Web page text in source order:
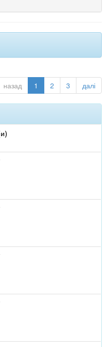
назад 1 2 3 далі